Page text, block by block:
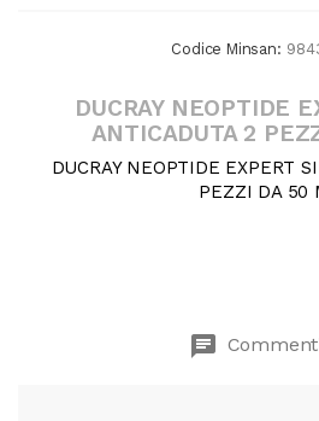
Codice Minsan:
DUCRAY NEOPTIDE
ANTICADUTA 2
DUCRAY NEOPTIDE EXPERT
PEZZI DA 50
chat